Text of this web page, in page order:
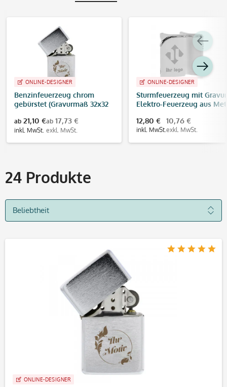
ONLINE-DESIGNER
Benzinfeuerzeug chrom
gebürstet (Gravurmaß 32x32
ab 21,10 €
inkl. MwSt.
ab 17,73 €
exkl. MwSt.
ONLINE-DESIGNER
Sturmfeuerzeug mit
Elektro-Feuerzeug aus
12,80 €
inkl. MwSt.
10,76 €
exkl. MwSt.
24 Produkte
ONLINE-DESIGNER